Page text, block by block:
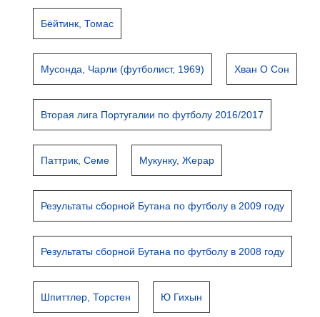
Бёйтинк, Томас
Мусонда, Чарли (футболист, 1969) Хван О Сон
Вторая лига Португалии по футболу 2016/2017
Паттрик, Семе Мукунку, Жерар
Результаты сборной Бутана по футболу в 2009 году
Результаты сборной Бутана по футболу в 2008 году
Шпиттлер, Торстен Ю Гихын